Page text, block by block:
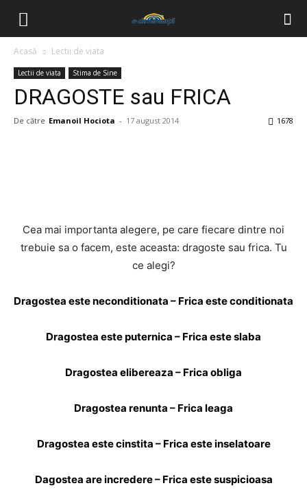
Acasă Lectii de viata
Lectii de viata Stima de Sine
DRAGOSTE sau FRICA
De către Emanoil Hociota - 17 august 2014 1678
Cea mai importanta alegere, pe care fiecare dintre noi
trebuie sa o facem, este aceasta: dragoste sau frica. Tu
ce alegi?
Dragostea este neconditionata – Frica este conditionata
Dragostea este puternica – Frica este slaba
Dragostea elibereaza – Frica obliga
Dragostea renunta – Frica leaga
Dragostea este cinstita – Frica este inselatoare
Dagostea are incredere – Frica este suspicioasa